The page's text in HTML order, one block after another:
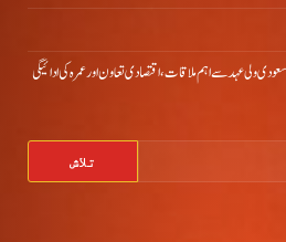
ولی عہد سے اہم ملاقات، اقتصادی تعاون اور عمرہ کی ادائیگی